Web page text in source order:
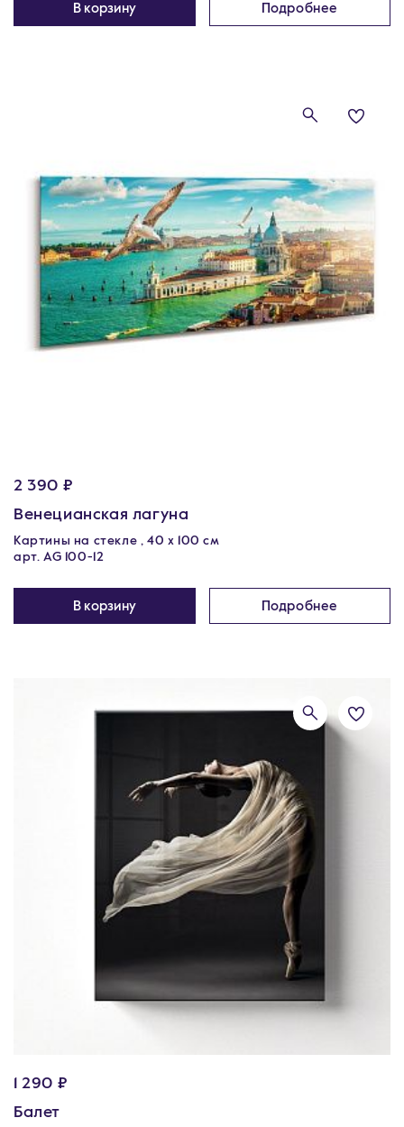
В корзину Подробнее
2 390 ₽
Венецианская лагуна
Картины на стекле , 40 x 100 см
арт. AG 100-12
В корзину Подробнее
1 290 ₽
Балет